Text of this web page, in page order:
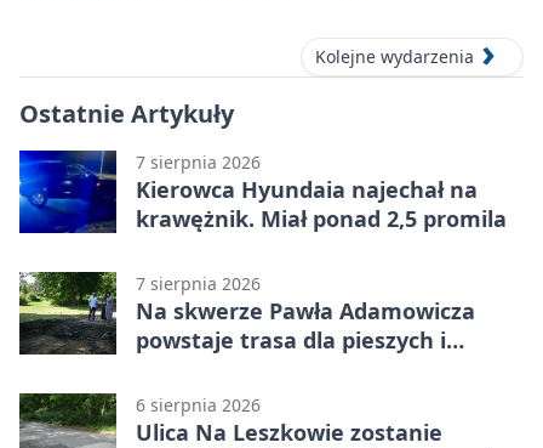
Kolejne wydarzenia
Ostatnie Artykuły
7 sierpnia 2026
Kierowca Hyundaia najechał na
krawężnik. Miał ponad 2,5 promila
7 sierpnia 2026
Na skwerze Pawła Adamowicza
powstaje trasa dla pieszych i
6 sierpnia 2026
Ulica Na Leszkowie zostanie